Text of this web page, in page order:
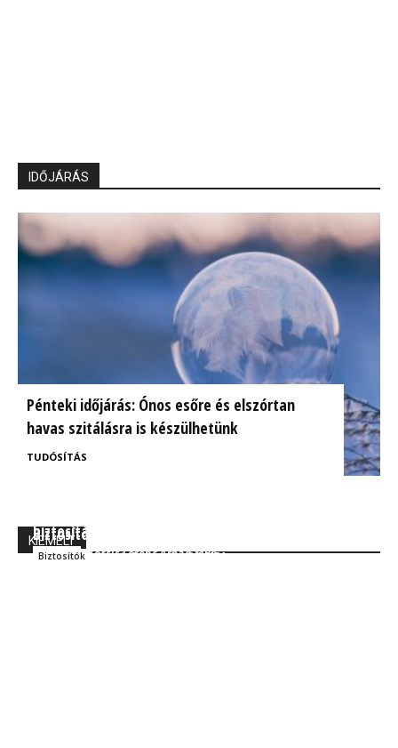
IDŐJÁRÁS
Pénteki időjárás: Ónos esőre és elszórtan
havas szitálásra is készülhetünk
TUDÓSÍTÁS
KIEMELT
biztosítás jövője!
Szakmai Kocsis Ferenc Árpád MBA
Biztosítónál
Biztosítók Kocsis Ferenc Árpád MBA